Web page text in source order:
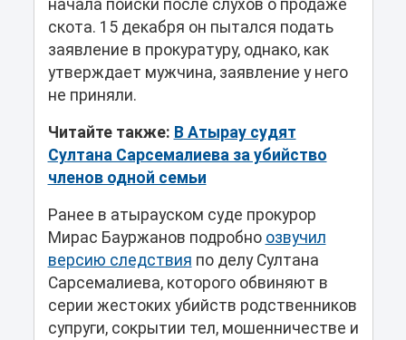
начала поиски после слухов о продаже
скота. 15 декабря он пытался подать
заявление в прокуратуру, однако, как
утверждает мужчина, заявление у него
не приняли.
Читайте также: В Атырау судят
Султана Сарсемалиева за убийство
членов одной семьи
Ранее в атырауском суде прокурор
Мирас Бауржанов подробно озвучил
версию следствия по делу Султана
Сарсемалиева, которого обвиняют в
серии жестоких убийств родственников
супруги, сокрытии тел, мошенничестве и